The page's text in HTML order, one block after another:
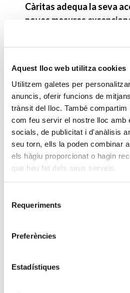
Aquest lloc web utilitza cookies
Utilitzem galetes per
anuncis, oferir funcions de
trànsit del lloc. També
com feu servir el nostre lloc amb
socials, de publicitat i d'anàlisis
seu torn, ells la poden combinar
els hàgiu proporcionat o hagin
que heu fet dels seus serveis.
Requeriments
Preferències
Estadístiques
Càritas adequa la seva
noves mesures
SEGUEIX LLEGINT
Descarrega’t el manual
d’Advent
SEGUEIX LLEGINT
Descarrega’t el «Qui és
Betlem»
SEGUEIX LLEGINT
SEGUEIX LLEGINT
ENTRADES RELACIONADES
SEGUEIX LLEGINT